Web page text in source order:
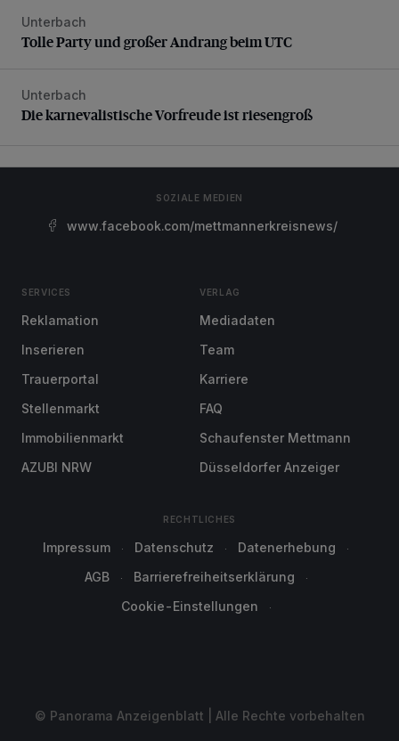
Tolle Party und großer Andrang beim UTC
Unterbach
Tolle Party und großer Andrang beim UTC
Die karnevalistische Vorfreude ist riesengroß
Unterbach
Die karnevalistische Vorfreude ist riesengroß
SOZIALE MEDIEN
www.facebook.com/mettmannerkreisnews/
SERVICES
Reklamation
Inserieren
Trauerportal
Stellenmarkt
Immobilienmarkt
AZUBI NRW
VERLAG
Mediadaten
Team
Karriere
FAQ
Schaufenster Mettmann
Düsseldorfer Anzeiger
RECHTLICHES
Impressum Datenschutz
Datenerhebung
AGB
Barrierefreiheitserklärung
Cookie-Einstellungen
© Panorama Anzeigenblatt | Alle Rechte vorbehalten